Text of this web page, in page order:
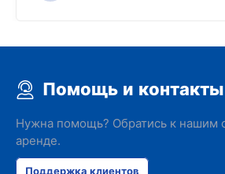
Помощь и контакты
Нужна помощь? Обратись к нашим
аренде.
Поддержка клиентов